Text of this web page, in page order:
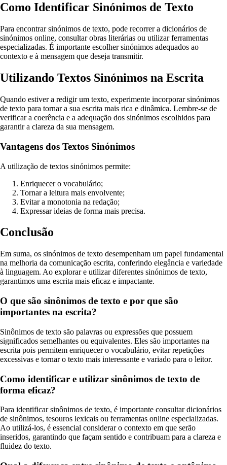
Como Identificar Sinónimos de Texto
Para encontrar sinónimos de texto, pode recorrer a dicionários de
sinónimos online, consultar obras literárias ou utilizar ferramentas
especializadas. É importante escolher sinónimos adequados ao
contexto e à mensagem que deseja transmitir.
Utilizando Textos Sinónimos na Escrita
Quando estiver a redigir um texto, experimente incorporar sinónimos
de texto para tornar a sua escrita mais rica e dinâmica. Lembre-se de
verificar a coerência e a adequação dos sinónimos escolhidos para
garantir a clareza da sua mensagem.
Vantagens dos Textos Sinónimos
A utilização de textos sinónimos permite:
Enriquecer o vocabulário;
Tornar a leitura mais envolvente;
Evitar a monotonia na redação;
Expressar ideias de forma mais precisa.
Conclusão
Em suma, os sinónimos de texto desempenham um papel fundamental
na melhoria da comunicação escrita, conferindo elegância e variedade
à linguagem. Ao explorar e utilizar diferentes sinónimos de texto,
garantimos uma escrita mais eficaz e impactante.
O que são sinônimos de texto e por que são
importantes na escrita?
Sinônimos de texto são palavras ou expressões que possuem
significados semelhantes ou equivalentes. Eles são importantes na
escrita pois permitem enriquecer o vocabulário, evitar repetições
excessivas e tornar o texto mais interessante e variado para o leitor.
Como identificar e utilizar sinônimos de texto de
forma eficaz?
Para identificar sinônimos de texto, é importante consultar dicionários
de sinônimos, tesouros lexicais ou ferramentas online especializadas.
Ao utilizá-los, é essencial considerar o contexto em que serão
inseridos, garantindo que façam sentido e contribuam para a clareza e
fluidez do texto.